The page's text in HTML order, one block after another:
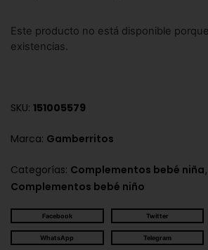
Este producto no está disponible
existencias.
SKU: 151005579
Marca: Gamberritos
Categorías: Complementos bebé niña,
Complementos bebé niño
Facebook Twitter
WhatsApp Telegram